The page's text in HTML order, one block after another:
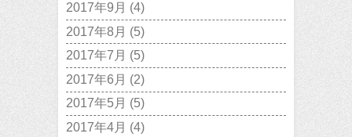
2017年9月 (4)
2017年8月 (5)
2017年7月 (5)
2017年6月 (2)
2017年5月 (5)
2017年4月 (4)